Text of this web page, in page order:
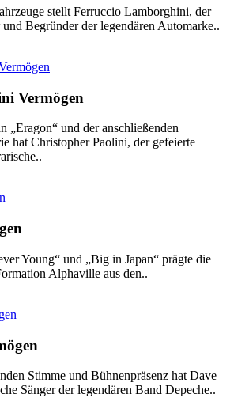
stellt Ferruccio Lamborghini, der
Begründer der legendären Automarke..
Vermögen
„Eragon“ und der anschließenden
hat Christopher Paolini, der gefeierte
Young“ und „Big in Japan“ prägte die
Alphaville aus den..
Stimme und Bühnenpräsenz hat Dave
Sänger der legendären Band Depeche..